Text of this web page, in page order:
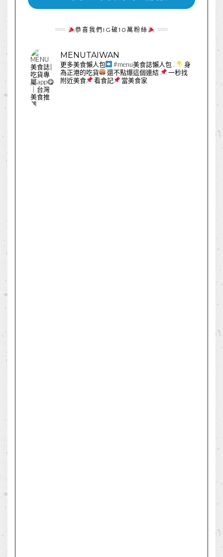
恭喜我們IG破10萬粉絲
MENUTAIWAN
更多美食懶人包 #menu美食誌懶人包 .
身
為正港的吃貨
還不點爆這個連結
一秒找
附近美食
看食記 當美食家